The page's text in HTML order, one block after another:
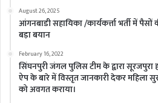
August 26, 2025
आंगनबाडी सहायिका /कार्यकर्त्ता भर्ती में
बड़ा बयान
February 16, 2022
सिंघनपुरी जंगल पुलिस टीम के द्वारा
ऐप के बारे में विस्तृत जानकारी देकर महिला
को अवगत कराया।